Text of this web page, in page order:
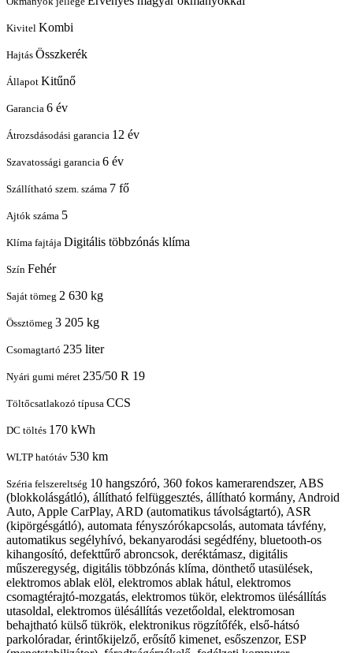
Kivitel Kombi
Hajtás Összkerék
Állapot Kitűnő
Garancia 6 év
Átrozsdásodási garancia 12 év
Szavatossági garancia 6 év
Szállítható szem. száma 7 fő
Ajtók száma 5
Klíma fajtája Digitális többzónás klíma
Szín Fehér
Saját tömeg 2 630 kg
Össztömeg 3 205 kg
Csomagtartó 235 liter
Nyári gumi méret 235/50 R 19
Töltőcsatlakozó típusa CCS
DC töltés 170 kWh
WLTP hatótáv 530 km
Széria felszereltség 10 hangszóró, 360 fokos kamerarendszer, ABS
(blokkolásgátló), állítható felfüggesztés, állítható kormány, Android
Auto, Apple CarPlay, ARD (automatikus távolságtartó), ASR
(kipörgésgátló), automata fényszórókapcsolás, automata távfény,
automatikus segélyhívó, bekanyarodási segédfény, bluetooth-os
kihangosító, defekttűrő abroncsok, deréktámasz, digitális
műszeregység, digitális többzónás klíma, dönthető utasülések,
elektromos ablak elöl, elektromos ablak hátul, elektromos
csomagtérajtó-mozgatás, elektromos tükör, elektromos ülésállítás
utasoldal, elektromos ülésállítás vezetőoldal, elektromosan
behajtható külső tükrök, elektronikus rögzítőfék, első-hátsó
parkolóradar, érintőkijelző, erősítő kimenet, esőszenzor, ESP